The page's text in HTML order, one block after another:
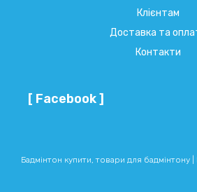
Клієнтам
Доставка та
Контакти
[ Facebook ]
Бадмінтон купити, товари для бадмінтону